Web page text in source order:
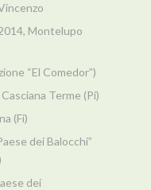
Montelupo
“El Comedor”)
Terme (Pi)
(Fi)
dei Balocchi”
dei